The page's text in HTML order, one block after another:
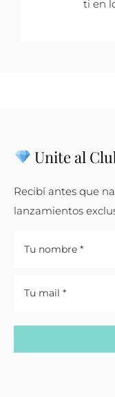
ti en
Unite al
Recibí antes que
lanzamientos